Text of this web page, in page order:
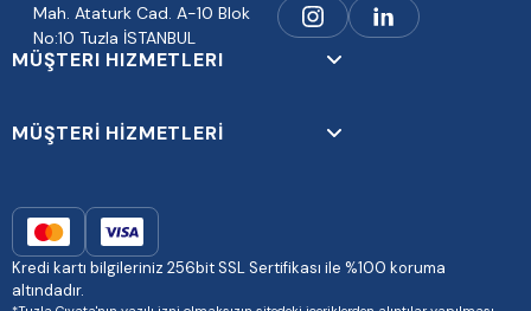
Mah. Ataturk Cad. A-10 Blok
No:10 Tuzla İSTANBUL
MÜŞTERI HIZMETLERI
MÜŞTERİ HİZMETLERİ
Kredi kartı bilgileriniz 256bit SSL Sertifikası ile %100 koruma
altındadır.